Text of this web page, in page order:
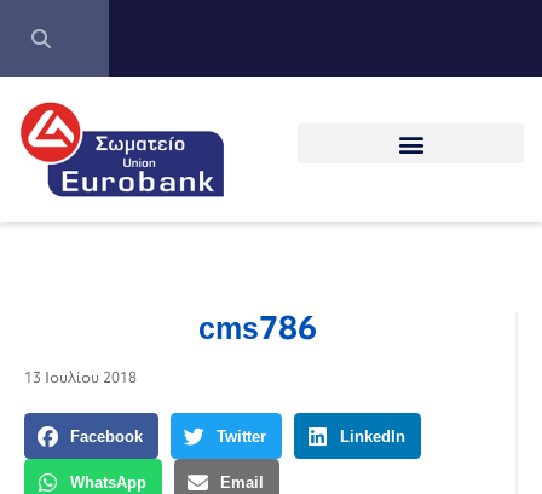
cms786
13 Ιουλίου 2018
Facebook Twitter LinkedIn
WhatsApp Email